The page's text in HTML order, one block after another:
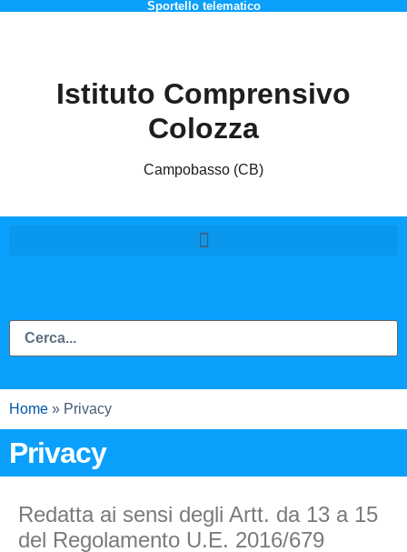
contenuto Sportello telematico
Istituto Comprensivo
Colozza
Campobasso (CB)
Home » Privacy
Privacy
Redatta ai sensi degli Artt. da 13 a 15
del Regolamento U.E. 2016/679